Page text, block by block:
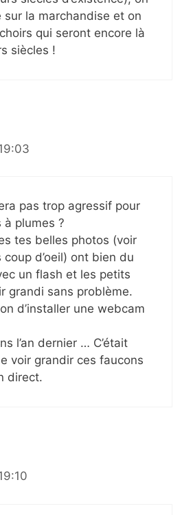
sur la marchandise et on
qui seront encore là
siècles !
pas trop agressif pour
plumes ?
tes belles photos (voir
d’oeil) ont bien du
un flash et les petits
grandi sans problème.
d’installer une webcam
l’an dernier … C’était
voir grandir ces faucons
direct.